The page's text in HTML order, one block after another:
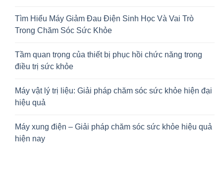
Tìm Hiểu Máy Giảm Đau Điện Sinh Học Và Vai Trò
Trong Chăm Sóc Sức Khỏe
Tầm quan trọng của thiết bị phục hồi chức năng trong
điều trị sức khỏe
Máy vật lý trị liệu: Giải pháp chăm sóc sức khỏe hiện đại
hiệu quả
Máy xung điện – Giải pháp chăm sóc sức khỏe hiệu quả
hiện nay